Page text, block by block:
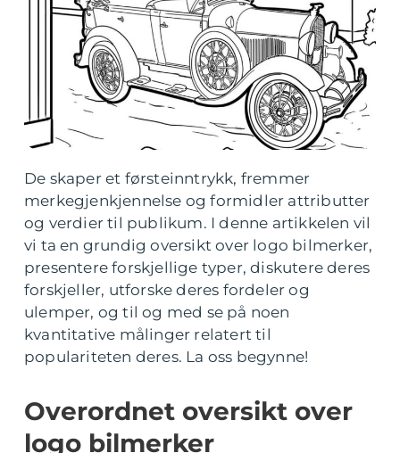
De skaper et førsteinntrykk, fremmer
merkegjenkjennelse og formidler attributter
og verdier til publikum. I denne artikkelen vil
vi ta en grundig oversikt over logo bilmerker,
presentere forskjellige typer, diskutere deres
forskjeller, utforske deres fordeler og
ulemper, og til og med se på noen
kvantitative målinger relatert til
populariteten deres. La oss begynne!
Overordnet oversikt over
logo bilmerker